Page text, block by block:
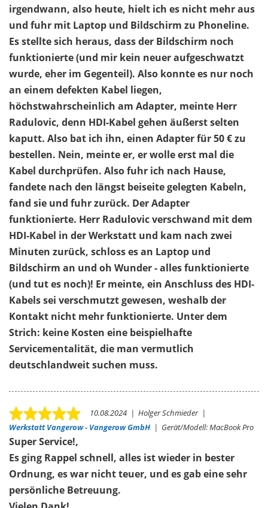
irgendwann, also heute, hielt ich es nicht mehr aus
und fuhr mit Laptop und Bildschirm zu Phoneline.
Es stellte sich heraus, dass der Bildschirm noch
funktionierte (und mir kein neuer aufgeschwatzt
wurde, eher im Gegenteil). Also konnte es nur noch
an einem defekten Kabel liegen,
höchstwahrscheinlich am Adapter, meinte Herr
Radulovic, denn HDI-Kabel gehen äußerst selten
kaputt. Also bat ich ihn, einen Adapter für 50 € zu
bestellen. Nein, meinte er, er wolle erst mal die
Kabel durchprüfen. Also fuhr ich nach Hause,
fandete nach den längst beiseite gelegten Kabeln,
fand sie und fuhr zurück. Der Adapter
funktionierte. Herr Radulovic verschwand mit dem
HDI-Kabel in der Werkstatt und kam nach zwei
Minuten zurück, schloss es an Laptop und
Bildschirm an und oh Wunder - alles funktionierte
(und tut es noch)! Er meinte, ein Anschluss des HDI-
Kabels sei verschmutzt gewesen, weshalb der
Kontakt nicht mehr funktionierte. Unter dem
Strich: keine Kosten eine beispielhafte
Servicementalität, die man vermutlich
deutschlandweit suchen muss.
10.08.2024 | Holger Schmieder|
Werkstatt Vangerow - Vangerow GmbH | Gerät/Modell:MacBook Pro
Super Service!,
Es ging Rappel schnell, alles ist wieder in bester
Ordnung, es war nicht teuer, und es gab eine sehr
persönliche Betreuung.